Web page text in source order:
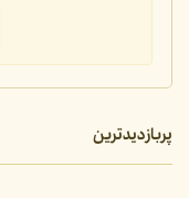
پربازدیدترین